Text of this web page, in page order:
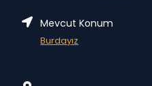
Mevcut Konum
Burdayız